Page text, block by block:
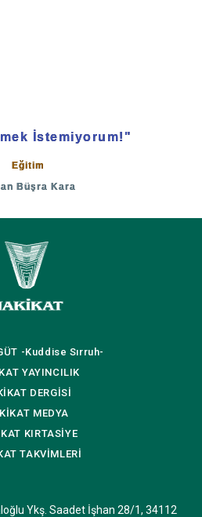
İstemiyorum!"
Eğitim
Büşra Kara
-Kuddise Sırruh-
YAYINCILIK
DERGİSİ
MEDYA
KIRTASİYE
TAKVİMLERİ
Ykş. Saadet İşhan 28/1, 34112